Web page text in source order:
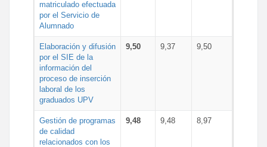
matriculado efectuada
por el Servicio de
Alumnado
Elaboración y difusión
por el SIE de la
información del
proceso de inserción
laboral de los
graduados UPV
9,50 9,37 9,50
Gestión de programas
de calidad
relacionados con los
9,48 9,48 8,97